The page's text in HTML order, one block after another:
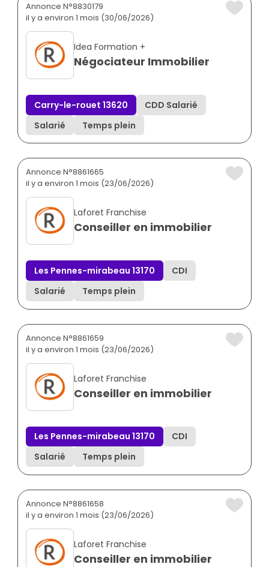
Annonce N°8830179
il y a environ 1 mois (30/06/2026)
Idea Formation +
Négociateur Immobilier
Carry-le-rouet 13620
CDD Salarié
Salarié
Temps plein
Annonce N°8861665
il y a environ 1 mois (23/06/2026)
Laforet Franchise
Conseiller en immobilier
Les Pennes-mirabeau 13170
CDI
Salarié
Temps plein
Annonce N°8861659
il y a environ 1 mois (23/06/2026)
Laforet Franchise
Conseiller en immobilier
Les Pennes-mirabeau 13170
CDI
Salarié
Temps plein
Annonce N°8861658
il y a environ 1 mois (23/06/2026)
Laforet Franchise
Conseiller en immobilier